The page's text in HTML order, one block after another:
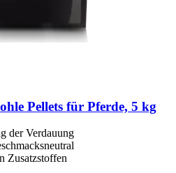
Pellets für Pferde, 5 kg
der Verdauung
Zusatzstoffen